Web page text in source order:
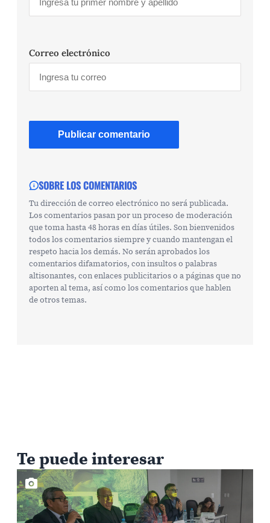
Correo electrónico
SOBRE LOS COMENTARIOS
Tu dirección de correo electrónico no será publicada.
Los comentarios pasan por un proceso de moderación
que toma hasta 48 horas en días útiles. Son bienvenidos
todos los comentarios siempre y cuando mantengan el
respeto hacia los demás. No serán aprobados los
comentarios difamatorios, con insultos o palabras
altisonantes, con enlaces publicitarios o a páginas que no
aporten al tema, así como los comentarios que hablen
de otros temas.
Te puede interesar